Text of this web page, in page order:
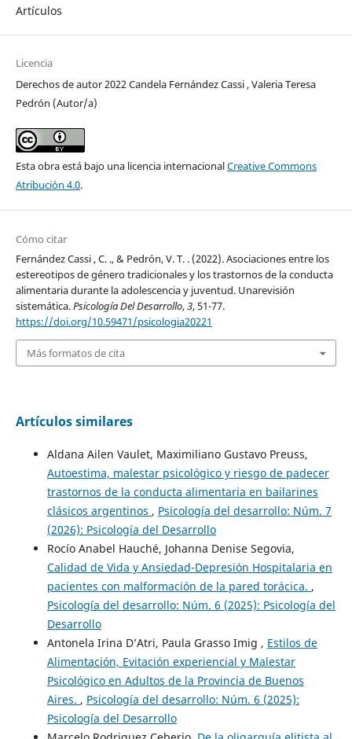
Artículos
Licencia
Derechos de autor 2022 Candela Fernández Cassi , Valeria Teresa
Pedrón (Autor/a)
Esta obra está bajo una licencia internacionalCreative Commons
Atribución 4.0.
Cómo citar
Fernández Cassi , C. ., & Pedrón, V. T. . (2022). Asociaciones entre los
estereotipos de género tradicionales y los trastornos de la conducta
alimentaria durante la adolescencia y juventud. Unarevisión
sistemática.Psicología Del Desarrollo,3, 51-77.
https://doi.org/10.59471/psicologia20221
Más formatos de cita
Artículos similares
Aldana Ailen Vaulet, Maximiliano Gustavo Preuss,
Autoestima, malestar psicológico y riesgo de padecer
trastornos de la conducta alimentaria en bailarines
clásicos argentinos , Psicología del desarrollo: Núm. 7
(2026): Psicología del Desarrollo
Rocío Anabel Hauché, Johanna Denise Segovia,
Calidad de Vida y Ansiedad-Depresión Hospitalaria en
pacientes con malformación de la pared torácica. ,
Psicología del desarrollo: Núm. 6 (2025): Psicología del
Desarrollo
Antonela Irina D’Atri, Paula Grasso Imig , Estilos de
Alimentación, Evitación experiencial y Malestar
Psicológico en Adultos de la Provincia de Buenos
Aires. , Psicología del desarrollo: Núm. 6 (2025):
Psicología del Desarrollo